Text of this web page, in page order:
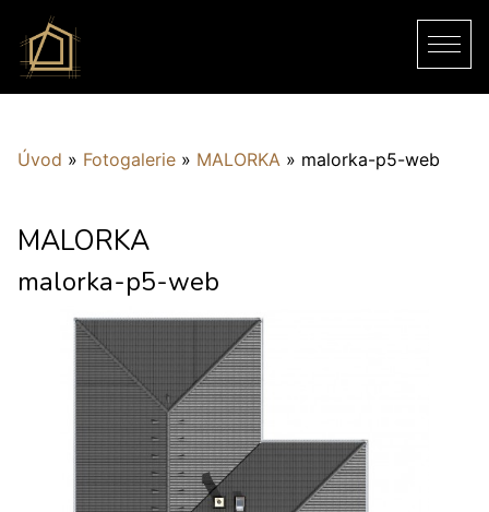
Úvod » Fotogalerie » MALORKA » malorka-p5-web
MALORKA
malorka-p5-web